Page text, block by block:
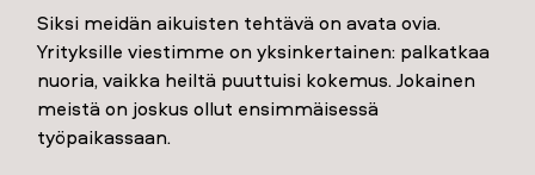
Siksi meidän aikuisten tehtävä on avata ovia.
Yrityksille viestimme on yksinkertainen: palkatkaa
nuoria, vaikka heiltä puuttuisi kokemus. Jokainen
meistä on joskus ollut ensimmäisessä
työpaikassaan.